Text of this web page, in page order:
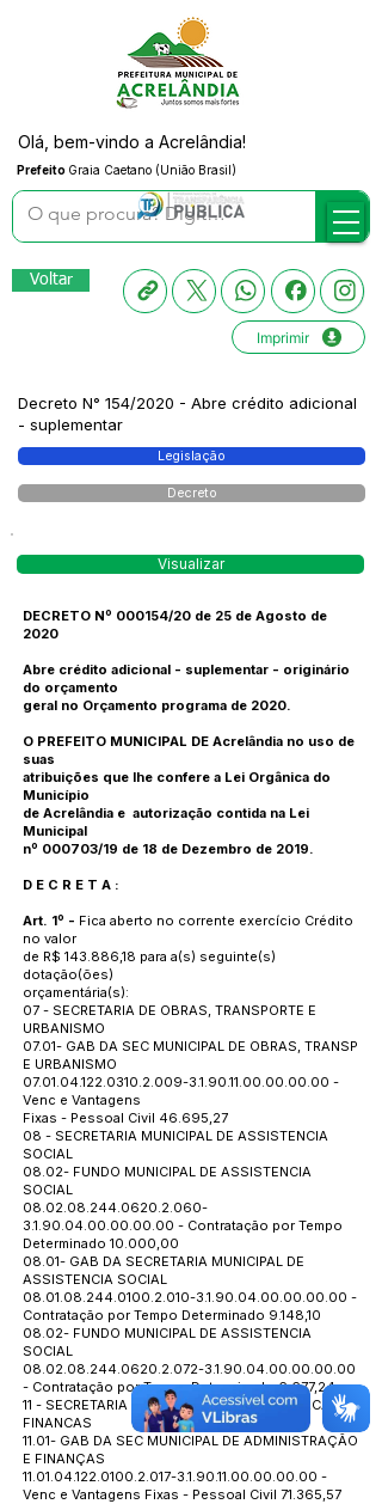
Prefeito Graia Caetano (União Brasil)
Olá, bem-vindo a Acrelândia!
Voltar
Imprimir
Decreto N° 154/2020 - Abre crédito adicional
- suplementar
Legislação
Decreto
Visualizar
DECRETO Nº 000154/20 de 25 de Agosto de
2020
Abre crédito adicional - suplementar - originário
do orçamento
geral no Orçamento programa de 2020.
O PREFEITO MUNICIPAL DE Acrelândia no uso de
suas
atribuições que lhe confere a Lei Orgânica do
Município
de Acrelândia e autorização contida na Lei
Municipal
nº 000703/19 de 18 de Dezembro de 2019.
D E C R E T A :
Art. 1º - Fica aberto no corrente exercício Crédito
no valor
de R$ 143.886,18 para a(s) seguinte(s)
dotação(ões)
orçamentária(s):
07 - SECRETARIA DE OBRAS, TRANSPORTE E
URBANISMO
07.01- GAB DA SEC MUNICIPAL DE OBRAS, TRANSP
E URBANISMO
07.01.04.122.0310.2.009-3.1.90.11.00.00.00.00 -
Venc e Vantagens
Fixas - Pessoal Civil 46.695,27
08 - SECRETARIA MUNICIPAL DE ASSISTENCIA
SOCIAL
08.02- FUNDO MUNICIPAL DE ASSISTENCIA
SOCIAL
08.02.08.244.0620.2.060-
3.1.90.04.00.00.00.00 - Contratação por Tempo
Determinado 10.000,00
08.01- GAB DA SECRETARIA MUNICIPAL DE
ASSISTENCIA SOCIAL
08.01.08.244.0100.2.010-3.1.90.04.00.00.00.00 -
Contratação por Tempo Determinado 9.148,10
08.02- FUNDO MUNICIPAL DE ASSISTENCIA
SOCIAL
08.02.08.244.0620.2.072-3.1.90.04.00.00.00.00
- Contratação por Tempo Determinado 6.677,24
11 - SECRETARIA MUNICIPAL DE ADMINISTRACAO E
FINANCAS
11.01- GAB DA SEC MUNICIPAL DE ADMINISTRAÇÃO
E FINANÇAS
11.01.04.122.0100.2.017-3.1.90.11.00.00.00.00 -
Venc e Vantagens Fixas - Pessoal Civil 71.365,57